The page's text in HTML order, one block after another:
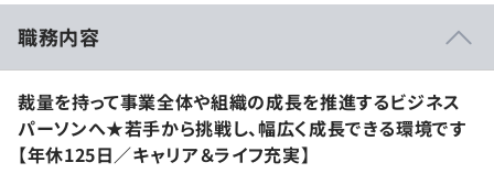
職務内容
裁量を持って事業全体や組織の成長を推進するビジネス
パーソンへ★若手から挑戦し、幅広く成長できる環境です
【年休125日／キャリア＆ライフ充実】